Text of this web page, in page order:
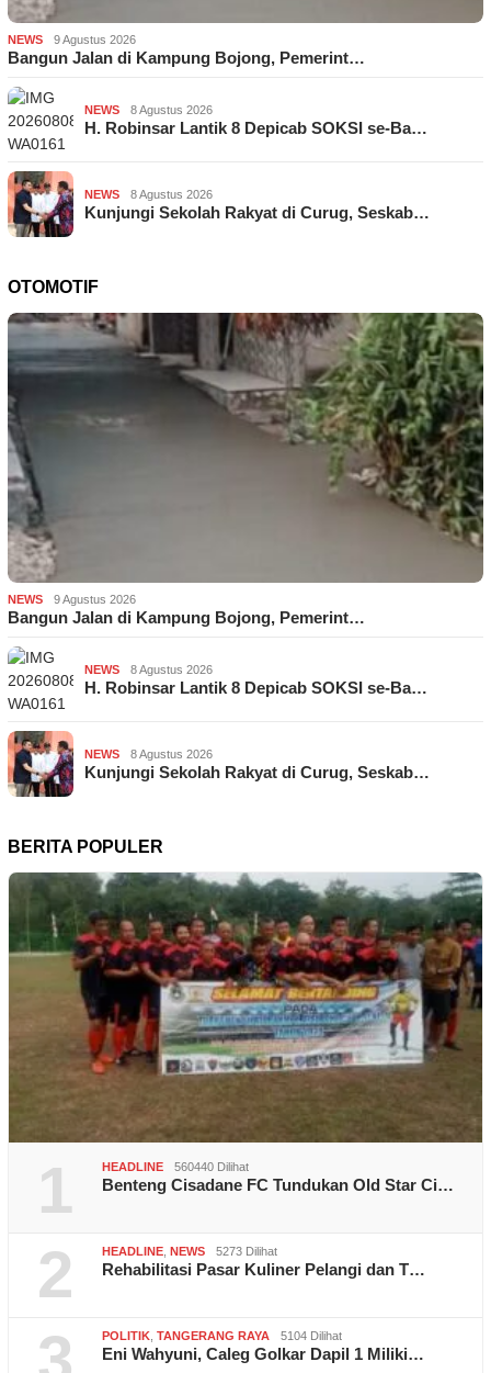
NEWS 9 Agustus 2026
Bangun Jalan di Kampung Bojong, Pemerint…
NEWS 8 Agustus 2026
H. Robinsar Lantik 8 Depicab SOKSI se-Ba…
NEWS 8 Agustus 2026
Kunjungi Sekolah Rakyat di Curug, Seskab…
OTOMOTIF
NEWS 9 Agustus 2026
Bangun Jalan di Kampung Bojong, Pemerint…
NEWS 8 Agustus 2026
H. Robinsar Lantik 8 Depicab SOKSI se-Ba…
NEWS 8 Agustus 2026
Kunjungi Sekolah Rakyat di Curug, Seskab…
BERITA POPULER
1 HEADLINE 560440 Dilihat
Benteng Cisadane FC Tundukan Old Star Ci…
2 HEADLINE NEWS 5273 Dilihat
Rehabilitasi Pasar Kuliner Pelangi dan T…
POLITIK TANGERANG RAYA 5104 Dilihat
Eni Wahyuni, Caleg Golkar Dapil 1 Miliki…